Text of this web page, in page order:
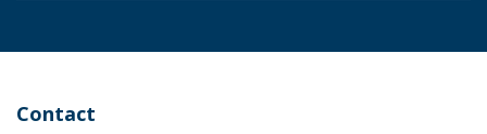
Contact